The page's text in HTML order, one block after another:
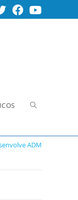
Alternar
ADM